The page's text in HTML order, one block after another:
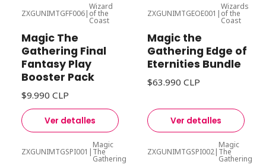
Agotado
ZXGUNIMTGFF006|
Wizard
of the
Coast
Magic The
Gathering Final
Fantasy Play
Booster Pack
$9.990 CLP
Ver detalles
Agotado
ZXGUNIMTGEOE001 |
Wizards
of the
Coast
Magic the
Gathering Edge of
Eternities Bundle
$63.990 CLP
Ver detalles
-7%Desc
ZXGUNIMTGSPI001 |
Magic
The
Gathering Agotado
ZXGUNIMTGSPI002|
Magic
The
Gathering